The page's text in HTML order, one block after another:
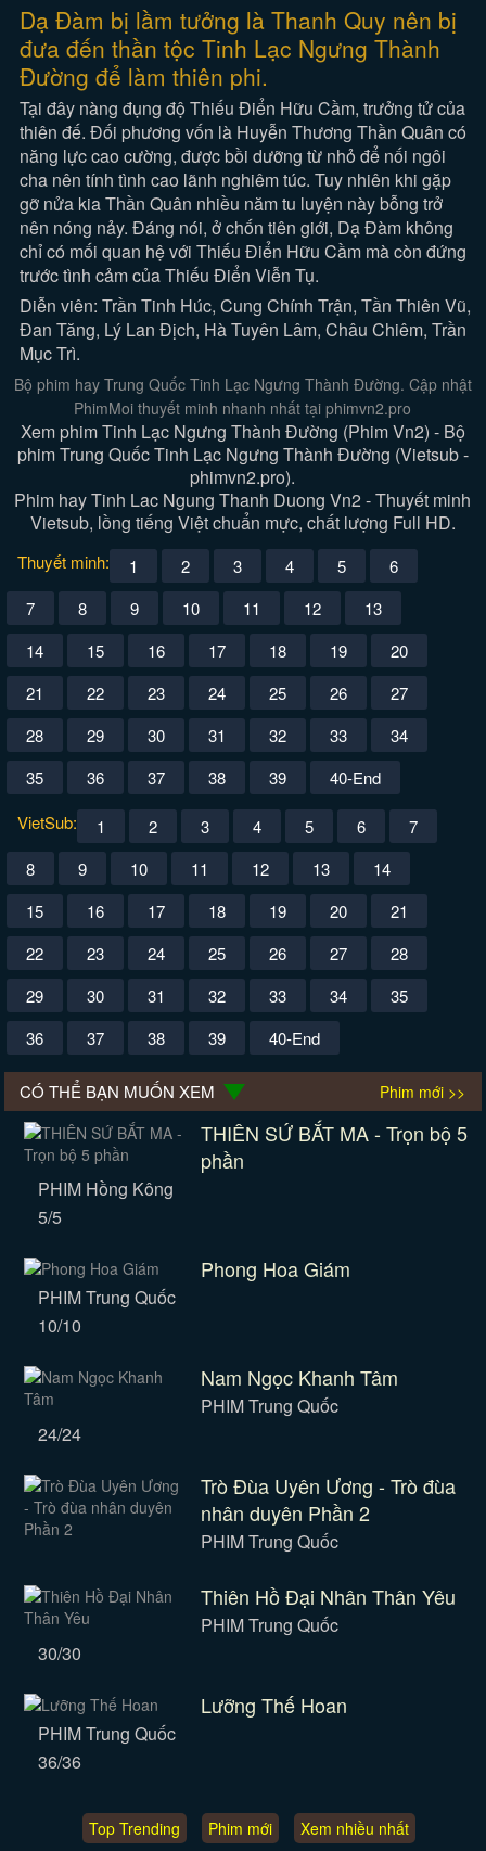
Dạ Đàm bị lầm tưởng là Thanh Quy nên bị
đưa đến thần tộc Tinh Lạc Ngưng Thành
Đường để làm thiên phi.
Tại đây nàng đụng độ Thiếu Điển Hữu Cầm, trưởng tử của
thiên đế. Đối phương vốn là Huyễn Thương Thần Quân có
năng lực cao cường, được bồi dưỡng từ nhỏ để nối ngôi
cha nên tính tình cao lãnh nghiêm túc. Tuy nhiên khi gặp
gỡ nửa kia Thần Quân nhiều năm tu luyện này bỗng trở
nên nóng nảy. Đáng nói, ở chốn tiên giới, Dạ Đàm không
chỉ có mối quan hệ với Thiếu Điển Hữu Cầm mà còn đứng
trước tình cảm của Thiếu Điển Viễn Tụ.
Diễn viên: Trần Tinh Húc, Cung Chính Trận, Tần Thiên Vũ,
Đan Tăng, Lý Lan Địch, Hà Tuyên Lâm, Châu Chiêm, Trần
Mục Trì.
Bộ phim hay Trung Quốc Tinh Lạc Ngưng Thành Đường. Cập nhật
PhimMoi thuyết minh nhanh nhất tại phimvn2.pro
Xem phim Tinh Lạc Ngưng Thành Đường (Phim Vn2) - Bộ
phim Trung Quốc Tinh Lạc Ngưng Thành Đường (Vietsub -
phimvn2.pro).
Phim hay Tinh Lac Ngung Thanh Duong Vn2 - Thuyết minh
Vietsub, lồng tiếng Việt chuẩn mực, chất lượng Full HD.
Thuyết minh: 1 2 3 4 5
6
7
8 9 10 11 12
13
14
15 16 17 18 19
20
21
22 23 24 25 26
27
28
29 30 31 32 33
34
35
36 37 38 39
40-End
VietSub:
1 2 3 4 5 6
7
8
9 10 11 12 13
14
15
16 17 18 19 20
21
22
23 24 25 26 27
28
29
30 31 32 33 34
35
36
37 38 39 40-End
CÓ THỂ BẠN MUỐN XEM Phim mới >>
THIÊN SỨ BẮT MA - Trọn bộ 5
phần
PHIM Hồng Kông
5/5
Phong Hoa Giám
PHIM Trung Quốc
10/10
Nam Ngọc Khanh Tâm
PHIM Trung Quốc
24/24
Trò Đùa Uyên Ương - Trò đùa
nhân duyên Phần 2
PHIM Trung Quốc
Thiên Hồ Đại Nhân Thân Yêu
PHIM Trung Quốc
30/30
Lưỡng Thế Hoan
PHIM Trung Quốc
36/36
Top Trending Phim mới Xem nhiều nhất